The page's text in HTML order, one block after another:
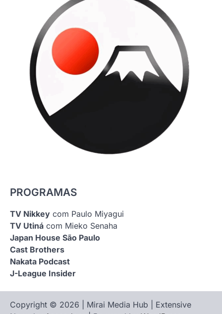
PROGRAMAS
TV Nikkey com Paulo Miyagui
TV Utiná com Mieko Senaha
Japan House São Paulo
Cast Brothers
Nakata Podcast
J-League Insider
Copyright © 2026 | Mirai Media Hub | Extensive